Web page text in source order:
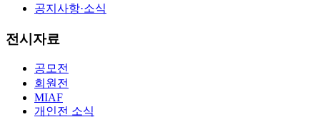
공지사항·소식
전시자료
공모전
회원전
MIAF
개인전 소식